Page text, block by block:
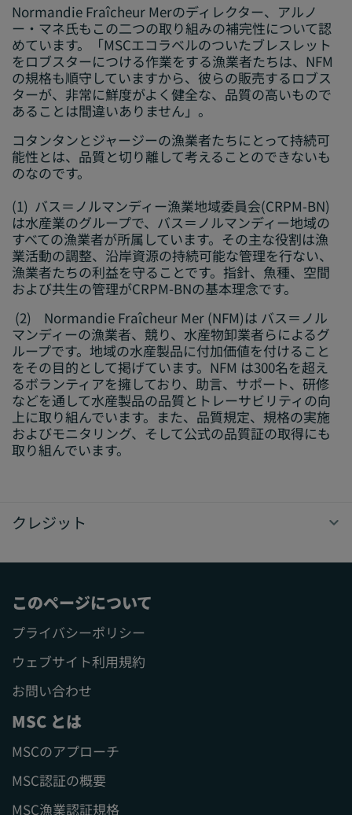
Normandie Fraîcheur Merのディレクター、アルノ
ー・マネ氏もこの二つの取り組みの補完性について認
めています。「MSCエコラベルのついたブレスレット
をロブスターにつける作業をする漁業者たちは、NFM
の規格も順守していますから、彼らの販売するロブス
ターが、非常に鮮度がよく健全な、品質の高いもので
あることは間違いありません」。
コタンタンとジャージーの漁業者たちにとって持続可
能性とは、品質と切り離して考えることのできないも
のなのです。
(1) バス＝ノルマンディー漁業地域委員会(CRPM-BN)
は水産業のグループで、バス＝ノルマンディー地域の
すべての漁業者が所属しています。その主な役割は漁
業活動の調整、沿岸資源の持続可能な管理を行ない、
漁業者たちの利益を守ることです。指針、魚種、空間
および共生の管理がCRPM-BNの基本理念です。
(2) Normandie Fraîcheur Mer (NFM)は バス＝ノル
マンディーの漁業者、競り、水産物卸業者らによるグ
ループです。地域の水産製品に付加価値を付けること
をその目的として掲げています。NFM は300名を超え
るボランティアを擁しており、助言、サポート、研修
などを通して水産製品の品質とトレーサビリティの向
上に取り組んでいます。また、品質規定、規格の実施
およびモニタリング、そして公式の品質証の取得にも
取り組んでいます。
クレジット
このページについて
プライバシーポリシー
ウェブサイト利用規約
お問い合わせ
MSC とは
MSCのアプローチ
MSC認証の概要
MSC漁業認証規格